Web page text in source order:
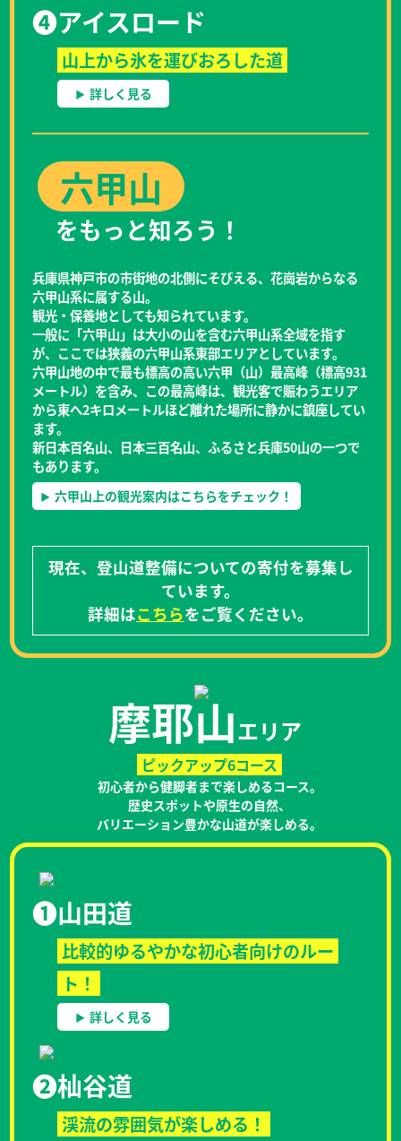
❹アイスロード
山上から氷を運びおろした道
詳しく見る
六甲山
をもっと知ろう！
兵庫県神戸市の市街地の北側にそびえる、花崗岩からなる
六甲山系に属する山。
観光・保養地としても知られています。
一般に「六甲山」は大小の山を含む六甲山系全域を指す
が、ここでは狭義の六甲山系東部エリアとしています。
六甲山地の中で最も標高の高い六甲（山）最高峰（標高931
メートル）を含み、この最高峰は、観光客で賑わうエリア
から東へ2キロメートルほど離れた場所に静かに鎮座してい
ます。
新日本百名山、日本三百名山、ふるさと兵庫50山の一つで
もあります。
六甲山上の観光案内はこちらをチェック！
現在、登山道整備についての寄付を募集し
ています。
詳細はこちらをご覧ください。
摩耶山エリア
ピックアップ6コース
初心者から健脚者まで楽しめるコース。
歴史スポットや原生の自然、
バリエーション豊かな山道が楽しめる。
❶山田道
比較的ゆるやかな初心者向けのルー
ト！
詳しく見る
❷杣谷道
渓流の雰囲気が楽しめる！